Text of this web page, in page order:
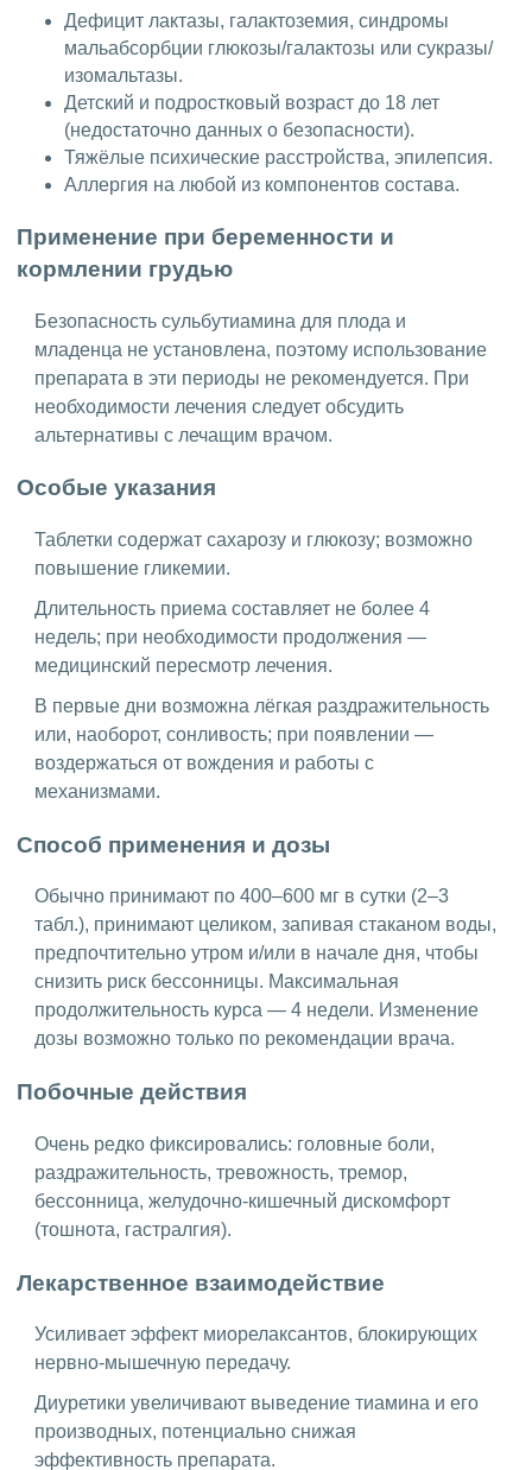
Дефицит лактазы, галактоземия, синдромы
мальабсорбции глюкозы/галактозы или сукразы/
изомальтазы.
Детский и подростковый возраст до 18 лет
(недостаточно данных о безопасности).
Тяжёлые психические расстройства, эпилепсия.
Аллергия на любой из компонентов состава.
Применение при беременности и
кормлении грудью
Безопасность сульбутиамина для плода и
младенца не установлена, поэтому использование
препарата в эти периоды не рекомендуется. При
необходимости лечения следует обсудить
альтернативы с лечащим врачом.
Особые указания
Таблетки содержат сахарозу и глюкозу; возможно
повышение гликемии.
Длительность приема составляет не более 4
недель; при необходимости продолжения —
медицинский пересмотр лечения.
В первые дни возможна лёгкая раздражительность
или, наоборот, сонливость; при появлении —
воздержаться от вождения и работы с
механизмами.
Способ применения и дозы
Обычно принимают по 400–600 мг в сутки (2–3
табл.), принимают целиком, запивая стаканом воды,
предпочтительно утром и/или в начале дня, чтобы
снизить риск бессонницы. Максимальная
продолжительность курса — 4 недели. Изменение
дозы возможно только по рекомендации врача.
Побочные действия
Очень редко фиксировались: головные боли,
раздражительность, тревожность, тремор,
бессонница, желудочно-кишечный дискомфорт
(тошнота, гастралгия).
Лекарственное взаимодействие
Усиливает эффект миорелаксантов, блокирующих
нервно-мышечную передачу.
Диуретики увеличивают выведение тиамина и его
производных, потенциально снижая
эффективность препарата.